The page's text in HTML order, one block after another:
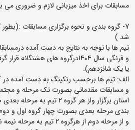
مسابقات برای اخذ میزبانی لازم و ضروری می
شد )
تیم ها با توجه به نتایج به دست آمده
و فرنگی سال 1404درگروه های
یا یک شانزدهم).
و مسابقات مقدماتی بصورت تک مرحله و
استان برگزار واز هر گروه 2
بندی مرحله بعدی بصورت چهار گروه اول و
و از مرحله دوم از هرگروه 2 تیم به مرحله نیمه نهایی صعود خواهند کرد.